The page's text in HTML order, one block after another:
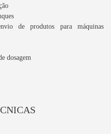
de produtos para máquinas
dosagem